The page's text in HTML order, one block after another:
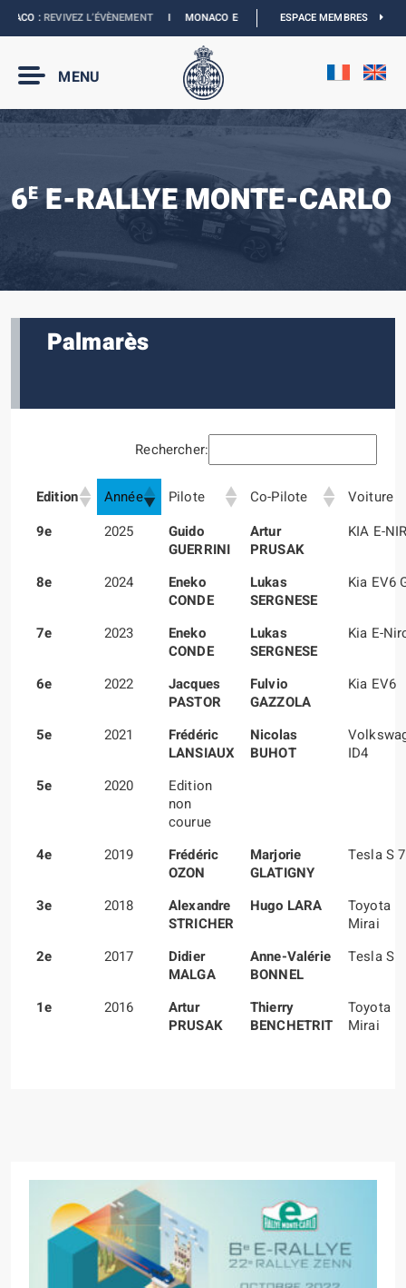
:REVIVEZ L’ÉVÈNEMENTIMONACO E-PRIX 2027 :NOUVELLES DATES I
ESPACE MEMBRES
MENU
6EE-RALLYE MONTE-CARLO
Palmarès
Rechercher:
Edition Année Pilote Co-Pilote
Voiture
9e
2025
Guido
GUERRINI
Artur
PRUSAK
KIA E-
8e 2024
Eneko
CONDE
Lukas
SERGNESE
Kia EV6
7e 2023
Eneko
CONDE
Lukas
SERGNESE
Kia E-
6e 2022
Jacques
PASTOR
Fulvio
GAZZOLA
Kia EV6
5e 2021
Frédéric
LANSIAUX
Nicolas
BUHOT
ID4
5e
2020
Edition
non
courue
4e
2019
Frédéric
OZON
Marjorie
GLATIGNY
Tesla S
3e 2018
Alexandre
STRICHER
Hugo LARA
Toyota
Mirai
2e
2017
Didier
MALGA
Anne-Valérie
BONNEL
Tesla S
1e 2016
Artur
PRUSAK
Thierry
BENCHETRIT
Toyota
Mirai